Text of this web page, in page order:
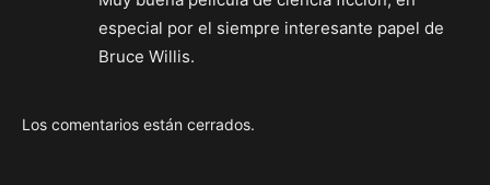
especial por el siempre interesante papel de
Bruce Willis.
Los comentarios están cerrados.